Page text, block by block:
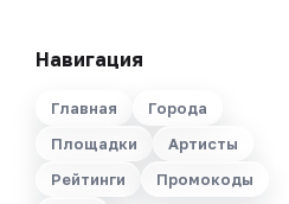
Навигация
Главная
Города
Площадки
Артисты
Рейтинги
Промокоды